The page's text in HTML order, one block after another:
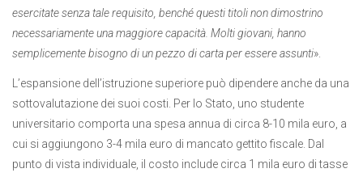
esercitate senza tale requisito, benché questi titoli non dimostrino
necessariamente una maggiore capacità. Molti giovani, hanno
semplicemente bisogno di un pezzo di carta per essere assunti».
L’espansione dell’istruzione superiore può dipendere anche da una
sottovalutazione dei suoi costi. Per lo Stato, uno studente
universitario comporta una spesa annua di circa 8-10 mila euro, a
cui si aggiungono 3-4 mila euro di mancato gettito fiscale. Dal
punto di vista individuale, il costo include circa 1 mila euro di tasse